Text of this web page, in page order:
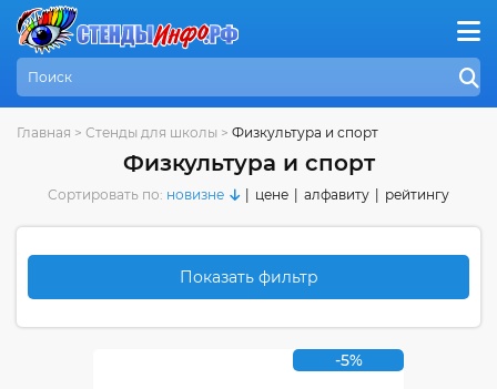
Главная > Стенды для школы > Физкультура и спорт
Физкультура и спорт
Сортировать по: новизне цене алфавиту рейтингу
Показать фильтр
-5%